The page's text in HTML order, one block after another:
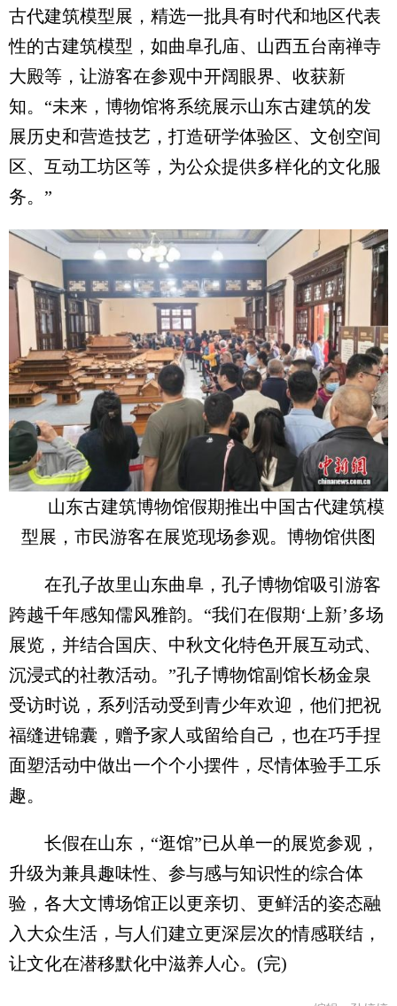
古代建筑模型展，精选一批具有时代和地区代表
性的古建筑模型，如曲阜孔庙、山西五台南禅寺
大殿等，让游客在参观中开阔眼界、收获新
知。“未来，博物馆将系统展示山东古建筑的发
展历史和营造技艺，打造研学体验区、文创空间
区、互动工坊区等，为公众提供多样化的文化服
务。”
山东古建筑博物馆假期推出中国古代建筑模
型展，市民游客在展览现场参观。博物馆供图
在孔子故里山东曲阜，孔子博物馆吸引游客
跨越千年感知儒风雅韵。“我们在假期‘上新’多场
展览，并结合国庆、中秋文化特色开展互动式、
沉浸式的社教活动。”孔子博物馆副馆长杨金泉
受访时说，系列活动受到青少年欢迎，他们把祝
福缝进锦囊，赠予家人或留给自己，也在巧手捏
面塑活动中做出一个个小摆件，尽情体验手工乐
趣。
长假在山东，“逛馆”已从单一的展览参观，
升级为兼具趣味性、参与感与知识性的综合体
验，各大文博场馆正以更亲切、更鲜活的姿态融
入大众生活，与人们建立更深层次的情感联结，
让文化在潜移默化中滋养人心。(完)